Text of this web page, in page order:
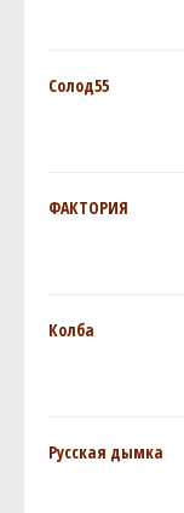
Солод55
ФАКТОРИЯ
Колба
Русская дымка